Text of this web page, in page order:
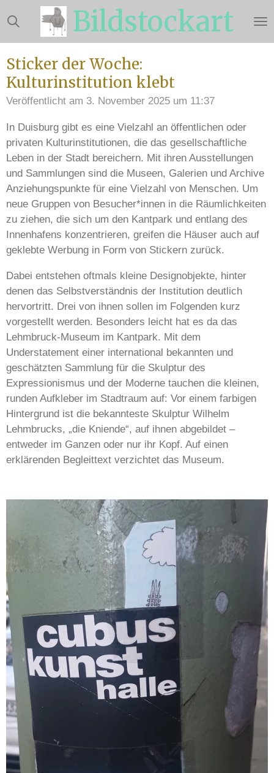
Zum
Hauptinhalt
springen
Bildstockart
Sticker der Woche:
Kulturinstitution klebt
Veröffentlicht am 3. November 2025 um 11:37
In Duisburg gibt es eine Vielzahl an öffentlichen oder
privaten Kulturinstitutionen, die das gesellschaftliche
Leben in der Stadt bereichern. Mit ihren Ausstellungen
und Sammlungen sind die Museen, Galerien und Archive
Anziehungspunkte für eine Vielzahl von Menschen. Um
neue Gruppen von Besucher*innen in die Räumlichkeiten
zu ziehen, die sich um den Kantpark und entlang des
Innenhafens konzentrieren, greifen die Häuser auch auf
geklebte Werbung in Form von Stickern zurück.
Dabei entstehen oftmals kleine Designobjekte, hinter
denen das Selbstverständnis der Institution deutlich
hervortritt. Drei von ihnen sollen im Folgenden kurz
vorgestellt werden. Besonders leicht hat es da das
Lehmbruck-Museum im Kantpark. Mit dem
Understatement einer international bekannten und
geschätzten Sammlung für die Skulptur des
Expressionismus und der Moderne tauchen die kleinen,
runden Aufkleber im Stadtraum auf: Vor einem farbigen
Hintergrund ist die bekannteste Skulptur Wilhelm
Lehmbrucks, „die Kniende“, auf ihnen abgebildet –
entweder im Ganzen oder nur ihr Kopf. Auf einen
erklärenden Begleittext verzichtet das Museum.